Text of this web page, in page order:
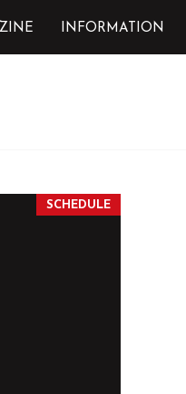
INFORMATION